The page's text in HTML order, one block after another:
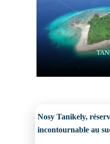
Nosy Tanikely,
incontournable au